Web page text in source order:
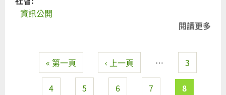
資訊公開
閱讀更多
頁面« 第一頁 ‹ 上一頁 … 3
4 5 6 7 8